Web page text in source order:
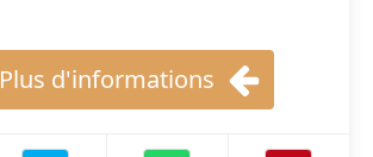
Plus d'informations